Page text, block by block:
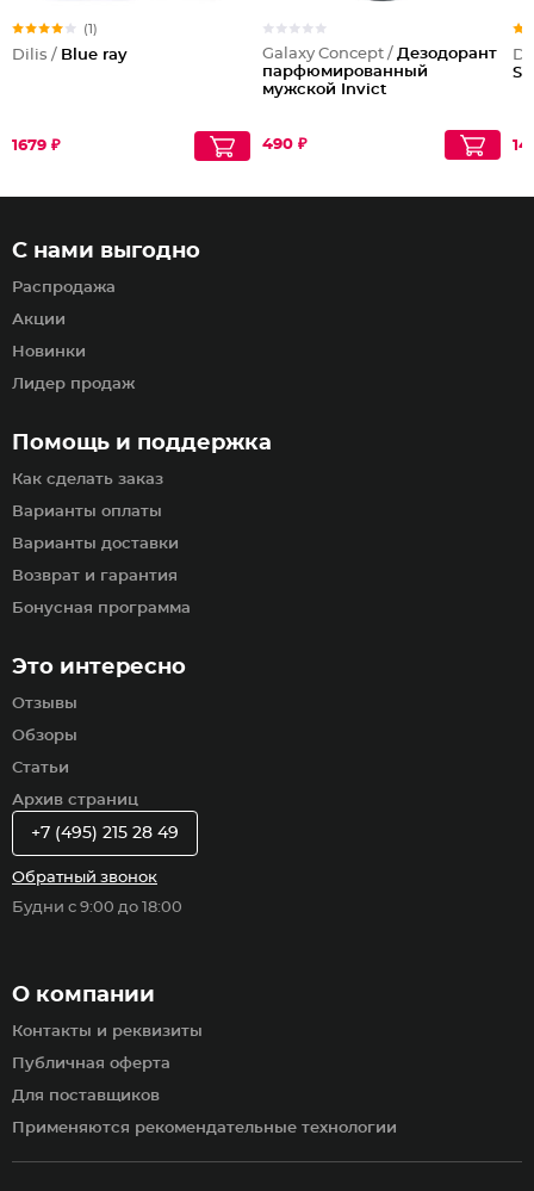
(1)
Dilis / Blue ray
1679 ₽
Galaxy Concept / Дезодорант
парфюмированный
мужской Invict
490 ₽
Помощь и поддержка
Как сделать заказ
Варианты оплаты
Варианты доставки
Возврат и гарантия
Бонусная программа
С нами выгодно
Распродажа
Акции
Новинки
Лидер продаж
Это интересно
Отзывы
Обзоры
Статьи
Архив страниц
О компании
Контакты и реквизиты
Публичная оферта
Для поставщиков
Применяются рекомендательные технологии
+7 (495) 215 28 49
Обратный звонок
Будни с 9:00 до 18:00